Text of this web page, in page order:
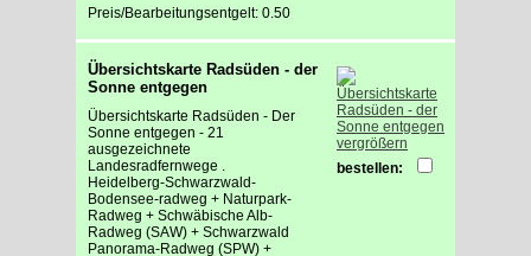
Preis/Bearbeitungsentgelt: 0.50
Übersichtskarte Radsüden - der
Sonne entgegen
Übersichtskarte Radsüden - Der
Sonne entgegen - 21
ausgezeichnete
Landesradfernwege .
Heidelberg-Schwarzwald-
Bodensee-radweg + Naturpark-
Radweg + Schwäbische Alb-
Radweg (SAW) + Schwarzwald
Panorama-Radweg (SPW) +
vergrößern
bestellen: